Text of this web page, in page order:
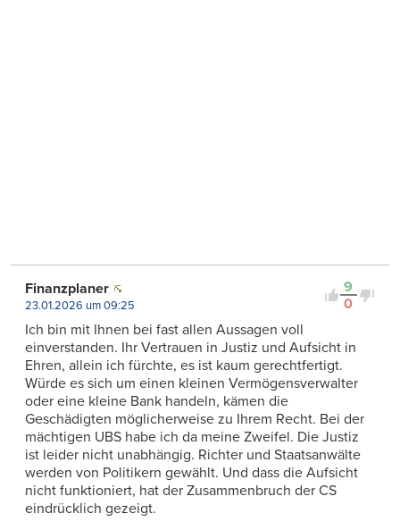
9
0
Finanzplaner
23.01.2026 um 09:25
Ich bin mit Ihnen bei fast allen Aussagen voll
einverstanden. Ihr Vertrauen in Justiz und Aufsicht in
Ehren, allein ich fürchte, es ist kaum gerechtfertigt.
Würde es sich um einen kleinen Vermögensverwalter
oder eine kleine Bank handeln, kämen die
Geschädigten möglicherweise zu Ihrem Recht. Bei der
mächtigen UBS habe ich da meine Zweifel. Die Justiz
ist leider nicht unabhängig. Richter und Staatsanwälte
werden von Politikern gewählt. Und dass die Aufsicht
nicht funktioniert, hat der Zusammenbruch der CS
eindrücklich gezeigt.